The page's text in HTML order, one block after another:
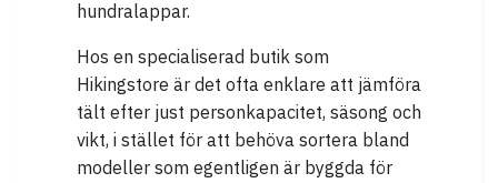
hundralappar.
Hos en specialiserad butik som
Hikingstore är det ofta enklare att jämföra
tält efter just personkapacitet, säsong och
vikt, i stället för att behöva sortera bland
modeller som egentligen är byggda för